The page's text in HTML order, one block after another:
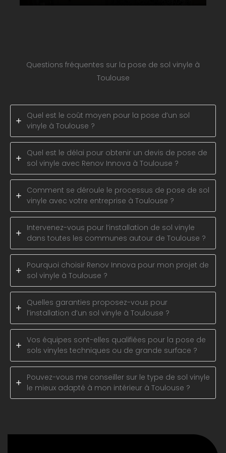
Questions fréquentes sur la pose de sol vinyle à
Toulouse
Quel est le coût moyen pour la pose d’un sol
vinyle à Toulouse ?
Quel est le délai pour obtenir un devis de pose de
sol vinyle avec Renov Innova à Toulouse ?
Comment se déroule le processus de pose de sol
vinyle avec votre entreprise à Toulouse ?
Intervenez-vous pour l’installation de sol vinyle
dans toutes les communes autour de Toulouse ?
Pourquoi choisir Renov Innova pour mon projet de
sol vinyle à Toulouse ?
Quelles garanties proposez-vous pour
l’installation d’un sol vinyle à Toulouse ?
Vos équipes sont-elles qualifiées pour la pose de
sols vinyles techniques ou de grande surface ?
Pouvez-vous me conseiller sur le type de sol vinyle
le mieux adapté à mon intérieur à Toulouse ?